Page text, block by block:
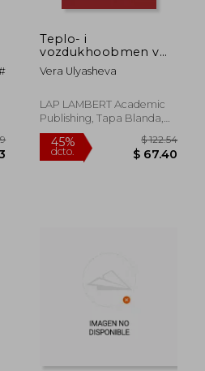
Teplo- i
vozdukhoobmen v
pomeshcheniyakh s
istochnikami
Upravlenie
vozdushnymi
pomeshchenii
(Russian Edition)
Vera Ulyasheva
LAP LAMBERT Academic
Publishing, Tapa Blanda,
Nuevo